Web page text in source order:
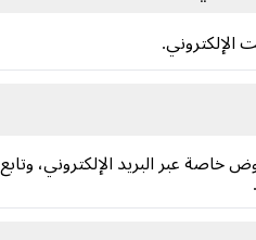
الإلكتروني.
عبر البريد الإلكتروني، وتابع